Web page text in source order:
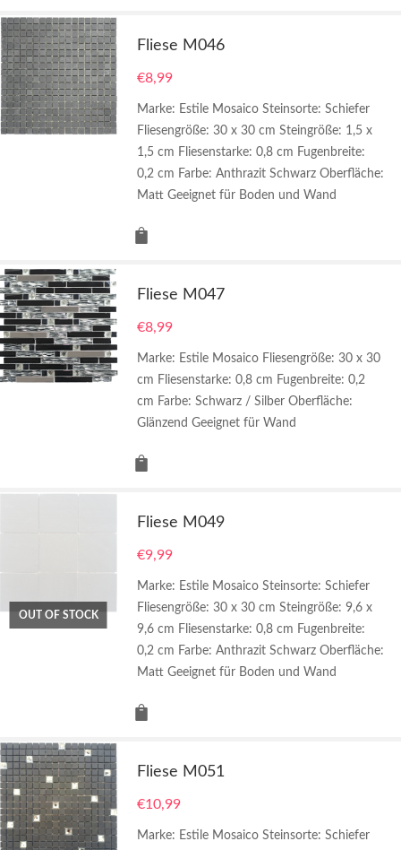
Fliese M046
€8,99
Marke: Estile Mosaico Steinsorte: Schiefer
Fliesengröße: 30 x 30 cm Steingröße: 1,5 x
1,5 cm Fliesenstarke: 0,8 cm Fugenbreite:
0,2 cm Farbe: Anthrazit Schwarz Oberfläche:
Matt Geeignet für Boden und Wand
Fliese M047
€8,99
Marke: Estile Mosaico Fliesengröße: 30 x 30
cm Fliesenstarke: 0,8 cm Fugenbreite: 0,2
cm Farbe: Schwarz / Silber Oberfläche:
Glänzend Geeignet für Wand
OUT OF STOCK
Fliese M049
€9,99
Marke: Estile Mosaico Steinsorte: Schiefer
Fliesengröße: 30 x 30 cm Steingröße: 9,6 x
9,6 cm Fliesenstarke: 0,8 cm Fugenbreite:
0,2 cm Farbe: Anthrazit Schwarz Oberfläche:
Matt Geeignet für Boden und Wand
Fliese M051
€10,99
Marke: Estile Mosaico Steinsorte: Schiefer